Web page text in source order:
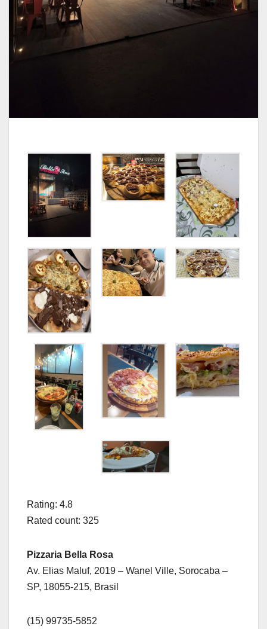
Rating: 4.8
Rated count: 325
Pizzaria Bella Rosa
Av. Elias Maluf, 2019 – Wanel Ville, Sorocaba –
SP, 18055-215, Brasil
(15) 99735-5852